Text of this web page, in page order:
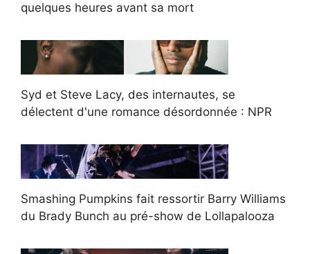
quelques heures avant sa mort
Syd et Steve Lacy, des internautes, se
délectent d'une romance désordonnée : NPR
Smashing Pumpkins fait ressortir Barry Williams
du Brady Bunch au pré-show de Lollapalooza